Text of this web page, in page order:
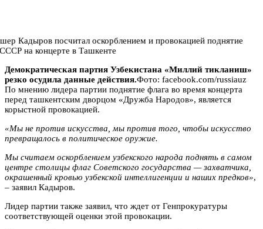
Демократическая партия Узбекистана «Миллий тикланиш»
резко осудила данные действия.Фото: facebook.com/russiauz
По мнению лидера партии поднятие флага во время концерта
перед ташкентским дворцом «Дружба Народов», является
корыстной провокацией.
«Мы не против искусства, мы против того, чтобы искусство
превращалось в политическое оружие.
Мы считаем оскорблением узбекского народа поднять в самом
центре столицы флаг Советского государства — захватчика,
окрашенный кровью узбекской интеллигенции и наших предков»,
– заявил Кадыров.
Лидер партии также заявил, что ждет от Генпрокуратуры
соответствующей оценки этой провокации.